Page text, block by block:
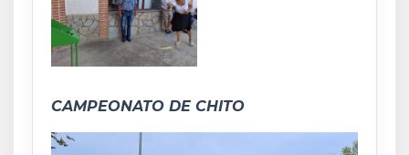
CAMPEONATO DE CHITO